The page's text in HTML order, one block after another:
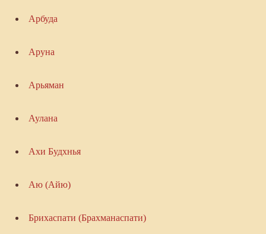
Арбуда
Аруна
Арьяман
Аулана
Ахи Будхнья
Аю (Айю)
Брихаспати (Брахманаспати)